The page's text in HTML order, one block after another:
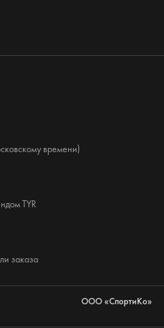
времени)
TYR
заказа
ООО «СпортиКо»